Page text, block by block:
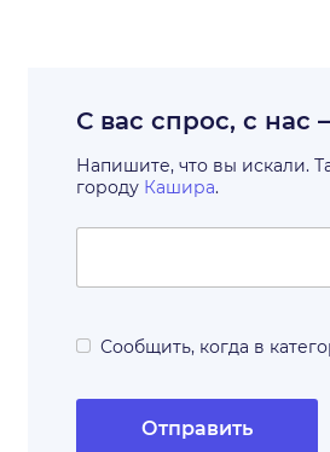
С вас спрос, с
Напишите, что вы искали.
городу Кашира.
Сообщить, когда в
Отправить